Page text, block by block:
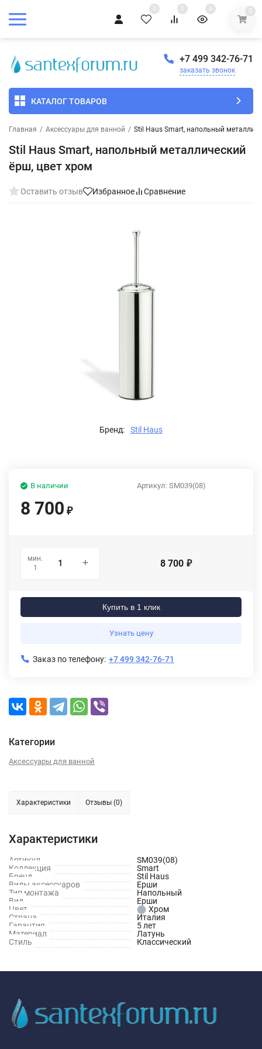
0 0 0 0
+7 499 342-76-71
заказать звонок
КАТАЛОГ ТОВАРОВ
Главная / Аксессуары для ванной / Stil Haus Smart, напольный
Stil Haus Smart, напольный металлический
ёрш, цвет хром
Оставить отзыв Избранное Сравнение
Бренд: Stil Haus
Артикул: SM039(08)
В наличии
8 700 ₽
мин.
1
8 700 ₽
Купить в 1 клик
Узнать цену
Заказ по телефону: +7 499 342-76-71
Категории
Аксессуары для ванной
Характеристики Отзывы (0)
Характеристики
Артикул
SM039(08)
Коллекция
Smart
Бренд
Stil Haus
Виды аксессуаров
Ерши
Тип монтажа
Напольный
Вид
Ерши
Цвет
Хром
Страна
Италия
Гарантия
5 лет
Материал
Латунь
Стиль
Классический